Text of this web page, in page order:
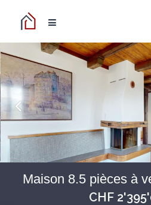
Maison 8.5 pièces à
CHF